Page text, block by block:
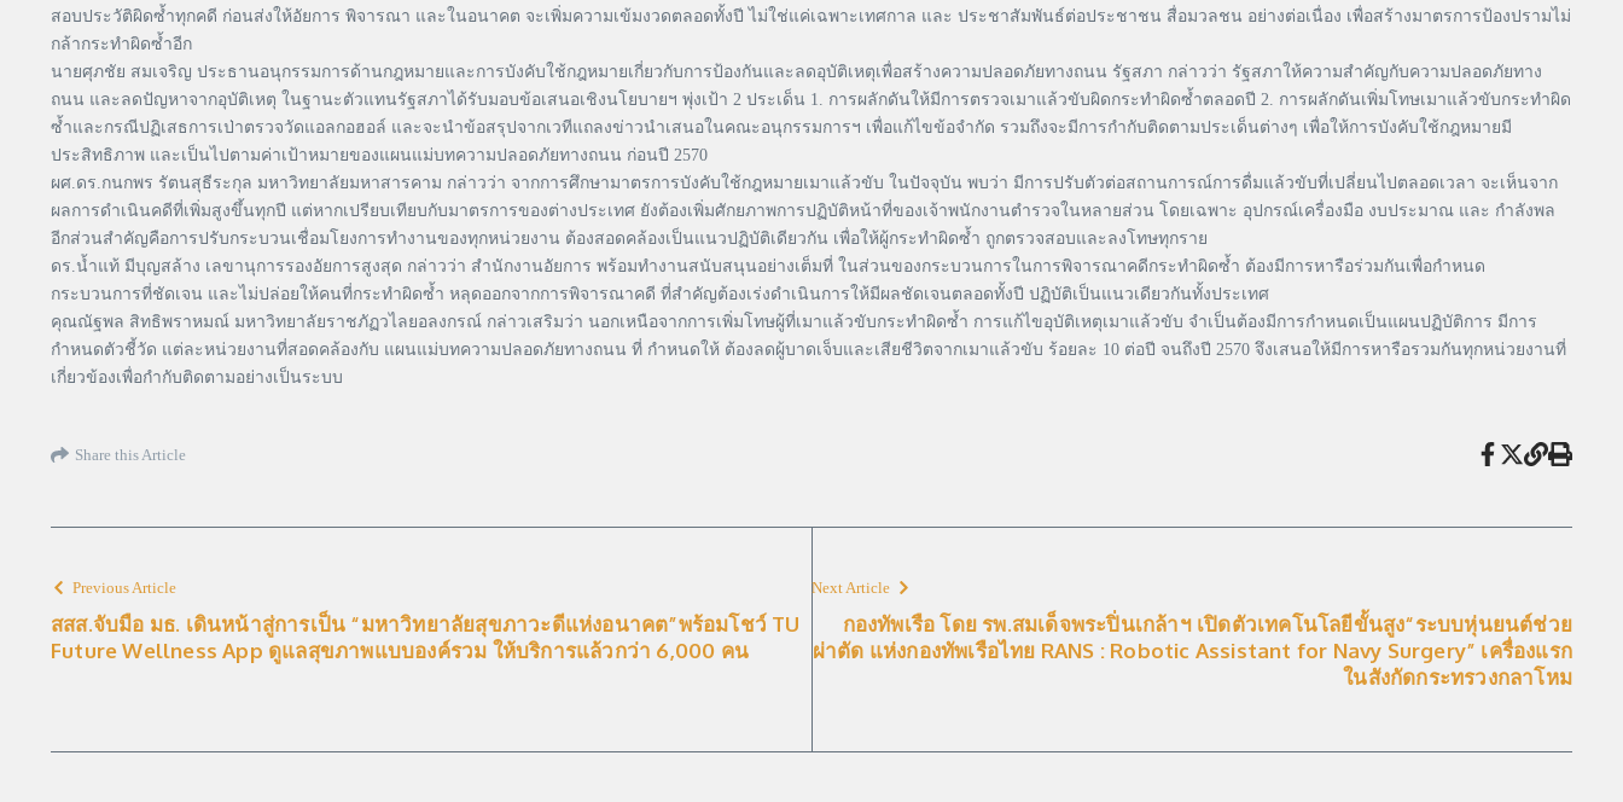
สอบประวัติผิดซ้ำทุกคดี ก่อนส่งให้อัยการ พิจารณา และในอนาคต จะเพิ่มความเข้มงวดตลอดทั้งปี ไม่ใช่แค่เฉพาะเทศกาล และ ประชาสัมพันธ์ต่อประชาชน สื่อมวลชน อย่างต่อเนื่อง เพื่อสร้างมาตรการป้องปรามไม่
กล้ากระทำผิดซ้ำอีก
นายศุภชัย สมเจริญ ประธานอนุกรรมการด้านกฎหมายและการบังคับใช้กฎหมายเกี่ยวกับการป้องกันและลดอุบัติเหตุเพื่อสร้างความปลอดภัยทางถนน รัฐสภา กล่าวว่า รัฐสภาให้ความสำคัญกับความปลอดภัยทาง
ถนน และลดปัญหาจากอุบัติเหตุ ในฐานะตัวแทนรัฐสภาได้รับมอบข้อเสนอเชิงนโยบายฯ พุ่งเป้า 2 ประเด็น 1. การผลักดันให้มีการตรวจเมาแล้วขับผิดกระทำผิดซ้ำตลอดปี 2. การผลักดันเพิ่มโทษเมาแล้วขับกระทำผิด
ซ้ำและกรณีปฏิเสธการเป่าตรวจวัดแอลกอฮอล์ และจะนำข้อสรุปจากเวทีแถลงข่าวนำเสนอในคณะอนุกรรมการฯ เพื่อแก้ไขข้อจำกัด รวมถึงจะมีการกำกับติดตามประเด็นต่างๆ เพื่อให้การบังคับใช้กฎหมายมี
ประสิทธิภาพ และเป็นไปตามค่าเป้าหมายของแผนแม่บทความปลอดภัยทางถนน ก่อนปี 2570
ผศ.ดร.กนกพร รัตนสุธีระกุล มหาวิทยาลัยมหาสารคาม กล่าวว่า จากการศึกษามาตรการบังคับใช้กฎหมายเมาแล้วขับ ในปัจจุบัน พบว่า มีการปรับตัวต่อสถานการณ์การดื่มแล้วขับที่เปลี่ยนไปตลอดเวลา จะเห็นจาก
ผลการดำเนินคดีที่เพิ่มสูงขึ้นทุกปี แต่หากเปรียบเทียบกับมาตรการของต่างประเทศ ยังต้องเพิ่มศักยภาพการปฏิบัติหน้าที่ของเจ้าพนักงานตำรวจในหลายส่วน โดยเฉพาะ อุปกรณ์เครื่องมือ งบประมาณ และ กำลังพล
อีกส่วนสำคัญคือการปรับกระบวนเชื่อมโยงการทำงานของทุกหน่วยงาน ต้องสอดคล้องเป็นแนวปฏิบัติเดียวกัน เพื่อให้ผู้กระทำผิดซ้ำ ถูกตรวจสอบและลงโทษทุกราย
ดร.น้ำแท้ มีบุญสล้าง เลขานุการรองอัยการสูงสุด กล่าวว่า สำนักงานอัยการ พร้อมทำงานสนับสนุนอย่างเต็มที่ ในส่วนของกระบวนการในการพิจารณาคดีกระทำผิดซ้ำ ต้องมีการหารือร่วมกันเพื่อกำหนด
กระบวนการที่ชัดเจน และไม่ปล่อยให้คนที่กระทำผิดซ้ำ หลุดออกจากการพิจารณาคดี ที่สำคัญต้องเร่งดำเนินการให้มีผลชัดเจนตลอดทั้งปี ปฏิบัติเป็นแนวเดียวกันทั้งประเทศ
คุณณัฐพล สิทธิพราหมณ์ มหาวิทยาลัยราชภัฏวไลยอลงกรณ์ กล่าวเสริมว่า นอกเหนือจากการเพิ่มโทษผู้ที่เมาแล้วขับกระทำผิดซ้ำ การแก้ไขอุบัติเหตุเมาแล้วขับ จำเป็นต้องมีการกำหนดเป็นแผนปฏิบัติการ มีการ
กำหนดตัวชี้วัด แต่ละหน่วยงานที่สอดคล้องกับ แผนแม่บทความปลอดภัยทางถนน ที่ กำหนดให้ ต้องลดผู้บาดเจ็บและเสียชีวิตจากเมาแล้วขับ ร้อยละ 10 ต่อปี จนถึงปี 2570 จึงเสนอให้มีการหารือรวมกันทุกหน่วยงานที่
เกี่ยวข้องเพื่อกำกับติดตามอย่างเป็นระบบ
Share this Article
Previous Article
สสส.จับมือ มธ. เดินหน้าสู่การเป็น “มหาวิทยาลัยสุขภาวะดีแห่งอนาคต”พร้อมโชว์ TU
Future Wellness App ดูแลสุขภาพแบบองค์รวม ให้บริการแล้วกว่า 6,000 คน
Next Article
กองทัพเรือ โดย รพ.สมเด็จพระปิ่นเกล้าฯ เปิดตัวเทคโนโลยีขั้นสูง“ระบบหุ่นยนต์ช่วย
ผ่าตัด แห่งกองทัพเรือไทย RANS : Robotic Assistant for Navy Surgery” เครื่องแรก
ในสังกัดกระทรวงกลาโหม